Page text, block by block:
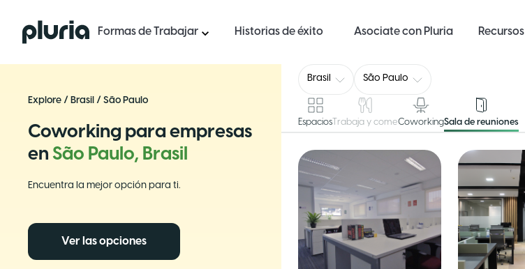
Logo Pluria Formas de Trabajar Historias de éxito Asociate con Pluria Recursos
Explore / Brasil / São Paulo
Coworking para empresas
en São Paulo, Brasil
Encuentra la mejor opción para ti.
Ver las opciones
Brasil São Paulo
Espacios Trabaja y comeCoworkingSala de reuniones